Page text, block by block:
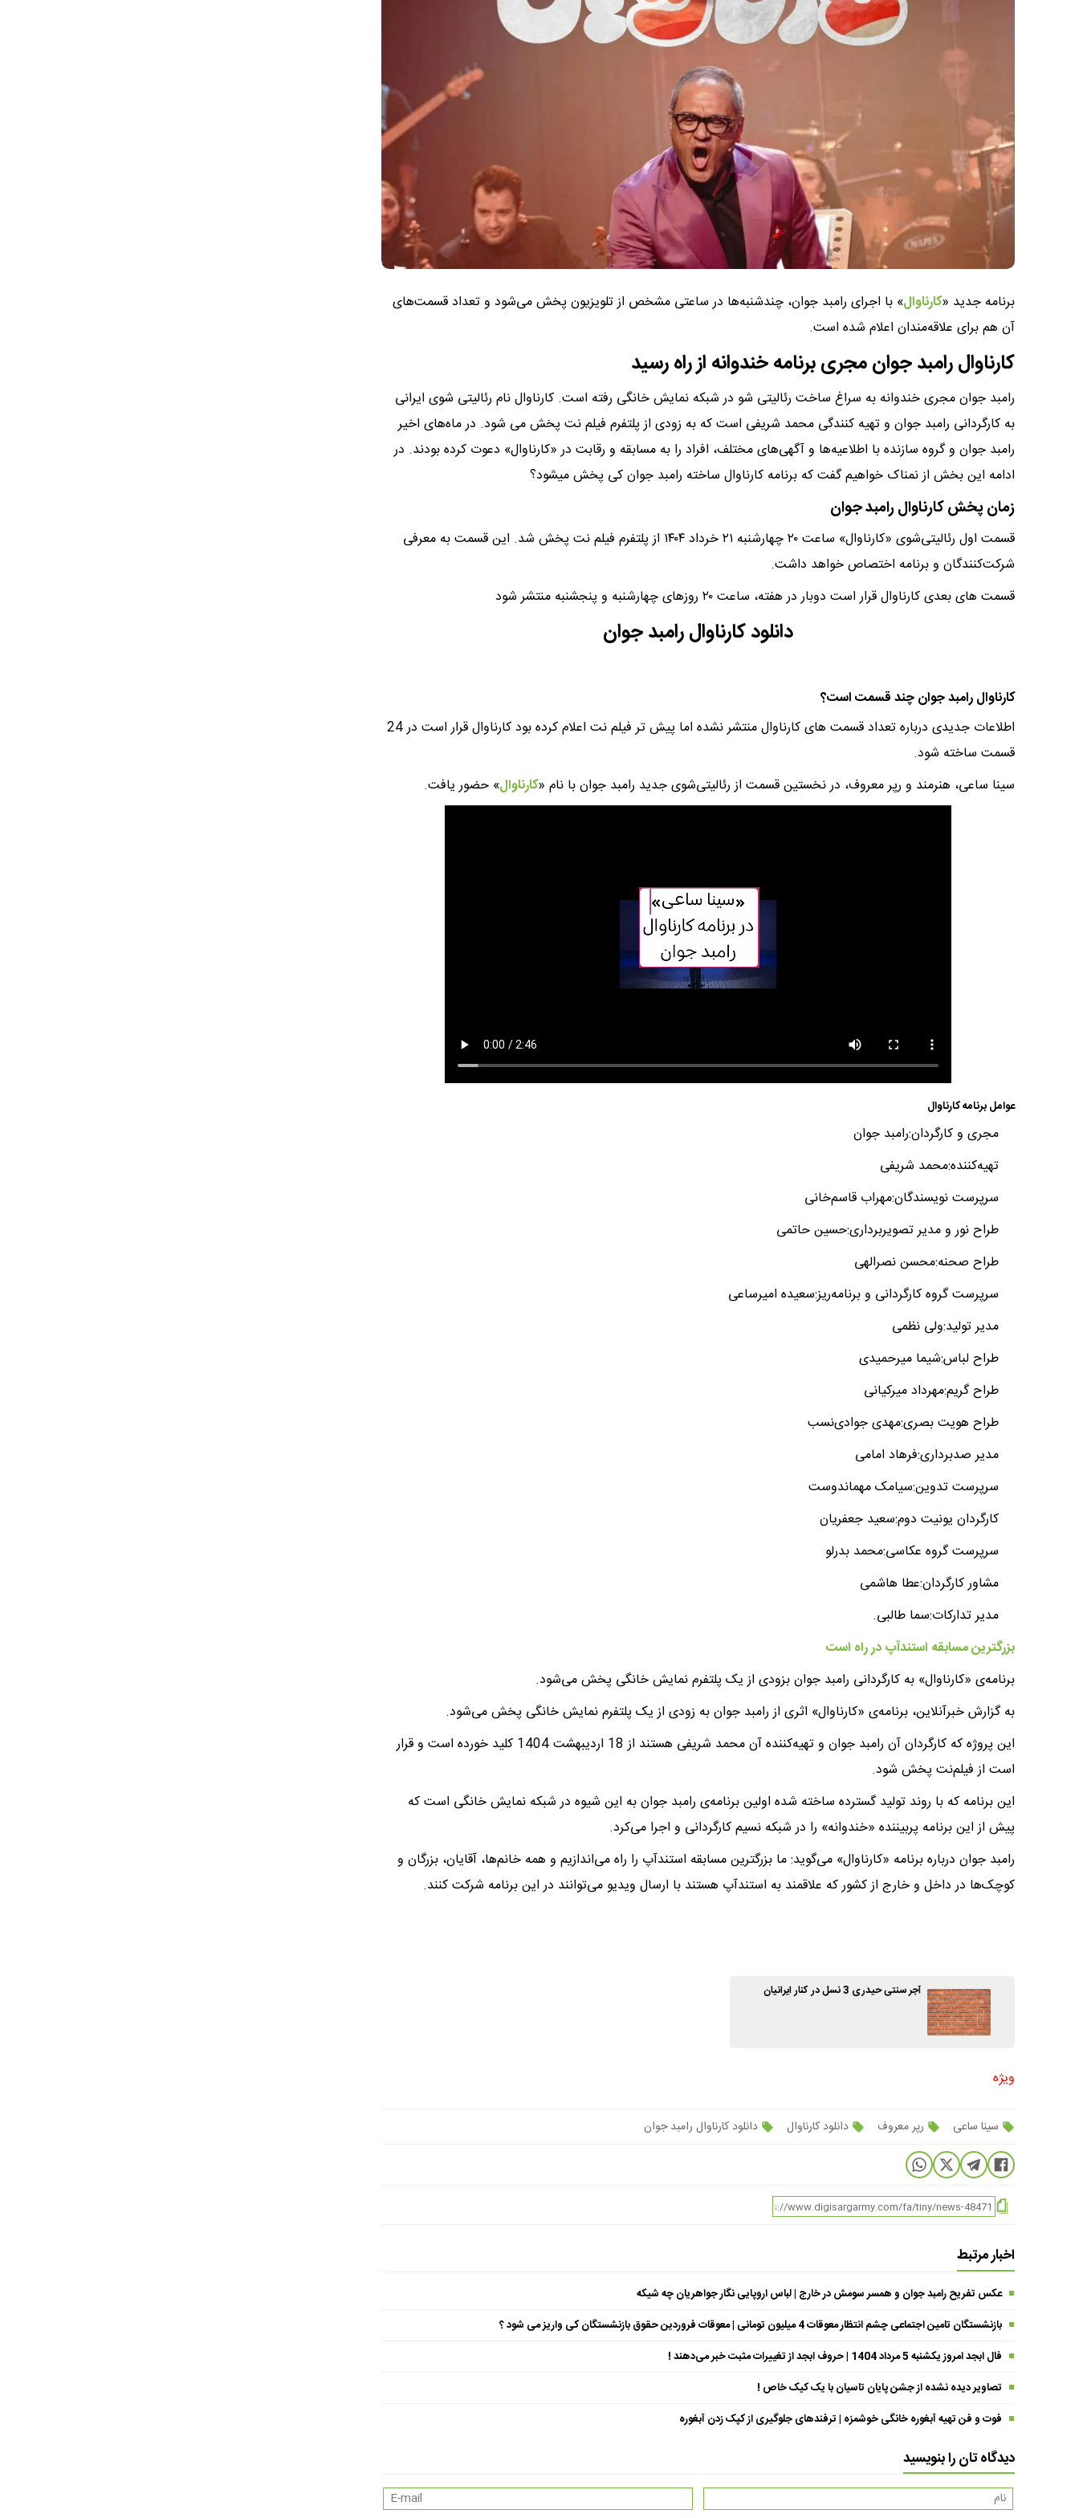
برنامه جدید «کارناوال» با اجرای رامبد جوان، چندشنبه‌ها در ساعتی مشخص از تلویزیون پخش می‌شود و تعداد قسمت‌های
آن هم برای علاقه‌مندان اعلام شده است.
کارناوال رامبد جوان مجری برنامه خندوانه از راه رسید
رامبد جوان مجری خندوانه به سراغ ساخت رئالیتی شو در شبکه نمایش خانگی رفته است. کارناوال نام رئالیتی شوی ایرانی
به کارگردانی رامبد جوان و تهیه کنندگی محمد شریفی است که به زودی از پلتفرم فیلم نت پخش می شود. در ماه‌های اخیر
رامبد جوان و گروه سازنده با اطلاعیه‌ها و آگهی‌های مختلف، افراد را به مسابقه و رقابت در «کارناوال» دعوت کرده بودند. در
ادامه این بخش از نمناک خواهیم گفت که برنامه کارناوال ساخته رامبد جوان کی پخش میشود؟
زمان پخش کارناوال رامبد جوان
قسمت اول رئالیتی‌شوی «کارناوال» ساعت ۲۰ چهارشنبه ۲۱ خرداد ۱۴۰۴ از پلتفرم فیلم نت پخش شد. این قسمت به معرفی
شرکت‌کنندگان و برنامه اختصاص خواهد داشت.
قسمت های بعدی کارناوال قرار است دوبار در هفته، ساعت ۲۰ روزهای چهارشنبه و پنجشنبه منتشر شود
دانلود کارناوال رامبد جوان
کارناوال رامبد جوان چند قسمت است؟
اطلاعات جدیدی درباره تعداد قسمت های کارناوال منتشر نشده اما پیش تر فیلم نت اعلام کرده بود کارناوال قرار است در 24
قسمت ساخته شود.
سینا ساعی، هنرمند و رپر معروف، در نخستین قسمت از رئالیتی‌شوی جدید رامبد جوان با نام «کارناوال» حضور یافت.
عوامل برنامه کارناوال
مجری و کارگردان:رامبد جوان
تهیه‌کننده:محمد شریفی
سرپرست نویسندگان:مهراب قاسم‌خانی
طراح نور و مدیر تصویربرداری:حسین حاتمی
طراح صحنه:محسن نصرالهی
سرپرست گروه کارگردانی و برنامه‌ریز:سعیده امیرساعی
مدیر تولید:ولی نظمی
طراح لباس:شیما میرحمیدی
طراح گریم:مهرداد میرکیانی
طراح هویت بصری:مهدی جوادی‌نسب
مدیر صدبرداری:فرهاد امامی
سرپرست تدوین:سیامک مهماندوست
کارگردان یونیت دوم:سعید جعفریان
سرپرست گروه عکاسی:محمد بدرلو
مشاور کارگردان:عطا هاشمی
مدیر تدارکات:سما طالبی.
بزرگترین مسابقه استندآپ در راه است
برنامه‌ی «کارناوال» به کارگردانی رامبد جوان بزودی از یک پلتفرم نمایش خانگی پخش می‌شود.
به گزارش خبرآنلاین، برنامه‌ی «کارناوال» اثری از رامبد جوان به زودی از یک پلتفرم نمایش خانگی پخش می‌شود.
این پروژه که کارگردان آن رامبد جوان و تهیه‌کننده آن محمد شریفی هستند از 18 اردیبهشت 1404 کلید خورده است و قرار
است از فیلم‌نت پخش شود.
این برنامه که با روند تولید گسترده ساخته شده اولین برنامه‌ی رامبد جوان به این شیوه در شبکه نمایش خانگی است که
پیش از این برنامه پربیننده «خندوانه» را در شبکه نسیم کارگردانی و اجرا می‌کرد.
رامبد جوان درباره برنامه «کارناوال» می‌گوید: ما بزرگترین مسابقه استندآپ را راه می‌اندازیم و همه خانم‌ها، آقایان، بزرگان و
کوچک‌ها در داخل و خارج از کشور که علاقمند به استندآپ هستند با ارسال ویدیو می‌توانند در این برنامه شرکت کنند.
آجر سنتی حیدری 3 نسل در کنار ایرانیان
ویژه
سینا ساعی رپر معروف دانلود کارناوال دانلود کارناوال رامبد جوان
اخبار مرتبط
عکس تفریح رامبد جوان و همسر سومش در خارج | لباس اروپایی نگار جواهریان چه شیکه
بازنشستگان تامین اجتماعی چشم انتظار معوقات 4 میلیون تومانی | معوقات فروردین حقوق بازنشستگان کی واریز می شود ؟
فال ابجد امروز یکشنبه 5 مرداد 1404 | حروف ابجد از تغییرات مثبت خبر می‌دهند !
تصاویر دیده نشده از جشن پایان تاسیان با یک کیک خاص !
فوت و فن تهیه آبغوره خانگی خوشمزه | ترفندهای جلوگیری از کپک زدن آبغوره
دیدگاه تان را بنویسید